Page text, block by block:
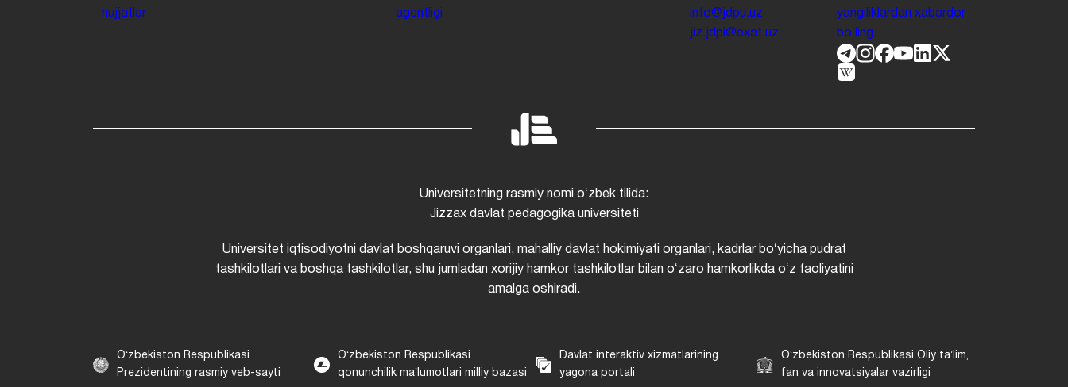
hujjatlar
agentligi
info@jdpu.uz
jiz.jdpi@exat.uz
yangiliklardan xabardor
boʻling.
Universitetning rasmiy nomi oʻzbek tilida:
Jizzax davlat pedagogika universiteti
Universitet iqtisodiyotni davlat boshqaruvi organlari, mahalliy davlat hokimiyati organlari, kadrlar boʻyicha pudrat
tashkilotlari va boshqa tashkilotlar, shu jumladan xorijiy hamkor tashkilotlar bilan oʻzaro hamkorlikda oʻz faoliyatini
amalga oshiradi.
Oʻzbekiston Respublikasi
Prezidentining rasmiy veb-sayti
Oʻzbekiston Respublikasi
qonunchilik maʼlumotlari milliy bazasi
Davlat interaktiv xizmatlarining
yagona portali
Oʻzbekiston Respublikasi Oliy taʼlim,
fan va innovatsiyalar vazirligi